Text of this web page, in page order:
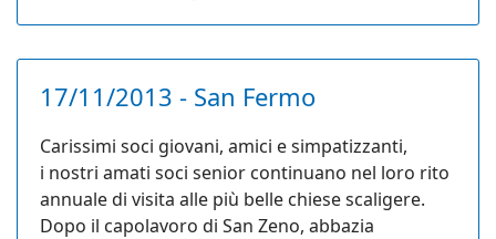
17/11/2013 - San Fermo
Carissimi soci giovani, amici e simpatizzanti,
i nostri amati soci senior continuano nel loro rito
annuale di visita alle più belle chiese scaligere.
Dopo il capolavoro di San Zeno, abbazia